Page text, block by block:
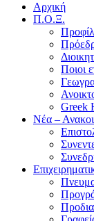
Αρχική
Π.Ο.Ξ.
Προφίλ
Ποιοι
Greek
Νέα –